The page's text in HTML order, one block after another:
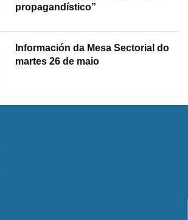
propagandístico”
Información da Mesa Sectorial do
martes 26 de maio